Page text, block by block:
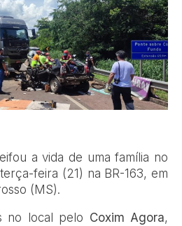
a vida de uma família no
feira (21) na BR-163, em
(MS).
no local pelo Coxim Agora,